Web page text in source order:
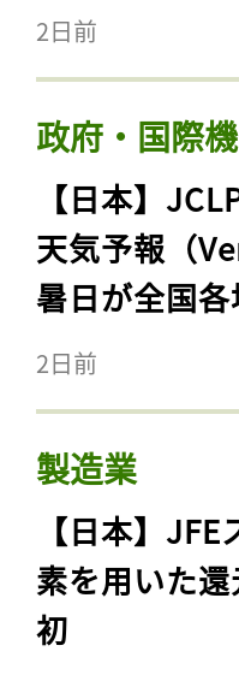
2日前
政府・国際
【日本】
天気予報（
暑日が全国各
2日前
製造業
【日本】
素を用いた
初